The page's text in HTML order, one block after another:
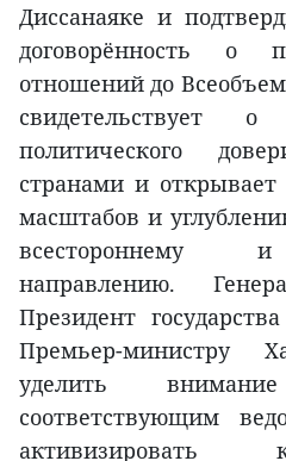
Диссанаяке и
договорённость о
отношений до
свидетельствует
политического
странами и
масштабов и
всестороннему
направлению.
Президент
Премьер-министру
уделить
соответствующим